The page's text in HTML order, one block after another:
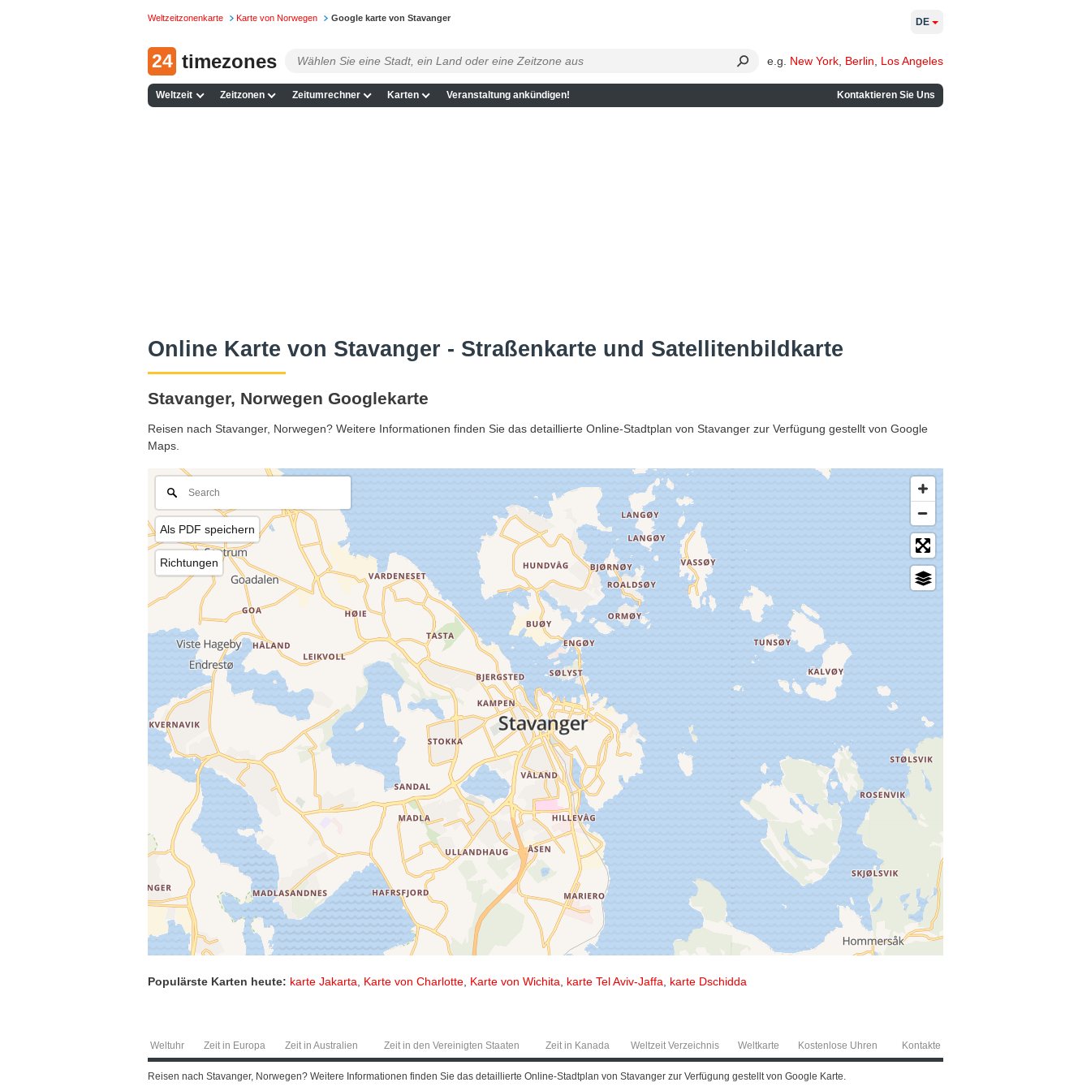
Weltzeitzonenkarte Karte von Norwegen Google karte von Stavanger
24 timezones e.g. New York Berlin Los Angeles
Weltzeit Zeitzonen Zeitumrechner Karten Veranstaltung ankündigen! Kontaktieren Sie Uns
DE
Online Karte von Stavanger - Straßenkarte und Satellitenbildkarte
Stavanger, Norwegen Googlekarte
Reisen nach Stavanger, Norwegen? Weitere Informationen finden Sie das detaillierte Online-Stadtplan von Stavanger zur Verfügung gestellt von Google
Maps.
Als PDF speichern
Richtungen
Populärste Karten heute: karte Jakarta Karte von Charlotte Karte von Wichita karte Tel Aviv-Jaffa karte Dschidda
Weltuhr Zeit in Europa Zeit in Australien Zeit in den Vereinigten Staaten Zeit in Kanada Weltzeit Verzeichnis Weltkarte Kostenlose Uhren Kontakte
Reisen nach Stavanger, Norwegen? Weitere Informationen finden Sie das detaillierte Online-Stadtplan von Stavanger zur Verfügung gestellt von Google Karte.